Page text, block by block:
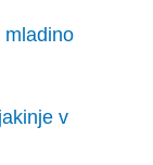
mladino
v